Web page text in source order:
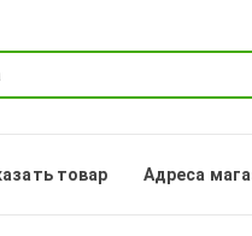
товар Адреса